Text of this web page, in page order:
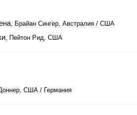
, Брайан Сингер, Австралия / США
, Пейтон Рид, США
США / Германия